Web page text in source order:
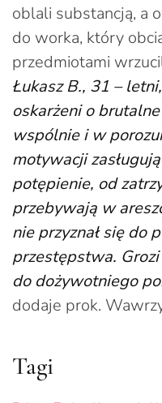
oblali substancją, a
do worka, który
przedmiotami
Łukasz B., 31 –
oskarżeni o
wspólnie i w
motywacji
potępienie, od
przebywają w
nie przyznał się do
przestępstwa.
do dożywotniego
dodaje prok.
Tagi